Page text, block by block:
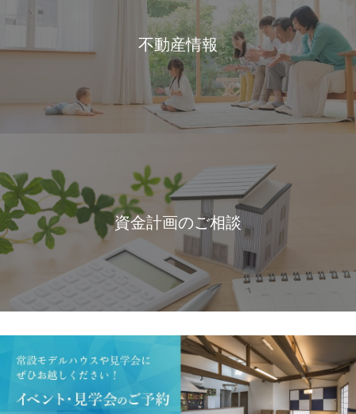
不動産情報
資金計画のご相談